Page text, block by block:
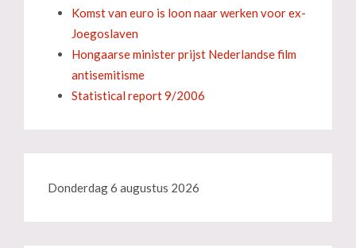
Komst van euro is loon naar werken voor ex-
Joegoslaven
Hongaarse minister prijst Nederlandse film
antisemitisme
Statistical report 9/2006
Donderdag 6 augustus 2026